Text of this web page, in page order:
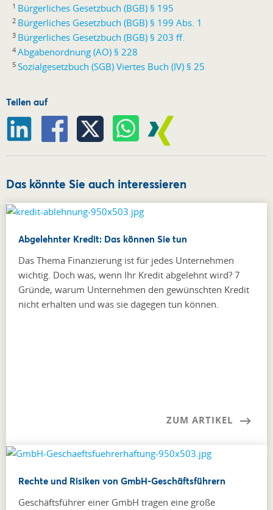
1 Bürgerliches Gesetzbuch (BGB) § 195
2 Bürgerliches Gesetzbuch (BGB) § 199 Abs. 1
3 Bürgerliches Gesetzbuch (BGB) § 203 ff.
4 Abgabenordnung (AO) § 228
5 Sozialgesetzbuch (SGB) Viertes Buch (IV) § 25
Teilen auf
Das könnte Sie auch interessieren
Abgelehnter Kredit: Das können Sie tun
Das Thema Finanzierung ist für jedes Unternehmen
wichtig. Doch was, wenn Ihr Kredit abgelehnt wird? 7
Gründe, warum Unternehmen den gewünschten Kredit
nicht erhalten und was sie dagegen tun können.
ZUM ARTIKEL
Rechte und Risiken von GmbH-Geschäftsführern
Geschäftsführer einer GmbH tragen eine große